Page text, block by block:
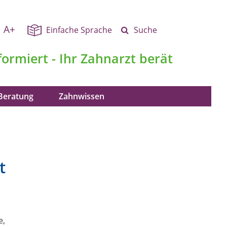
A+ Einfache Sprache Suche
- Ihr Zahnarzt berät
Zahnwissen